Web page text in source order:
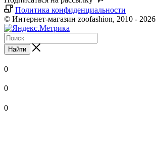
Политика конфиденциальности
© Интернет-магазин zoofashion, 2010 - 2026
Найти
0
0
0